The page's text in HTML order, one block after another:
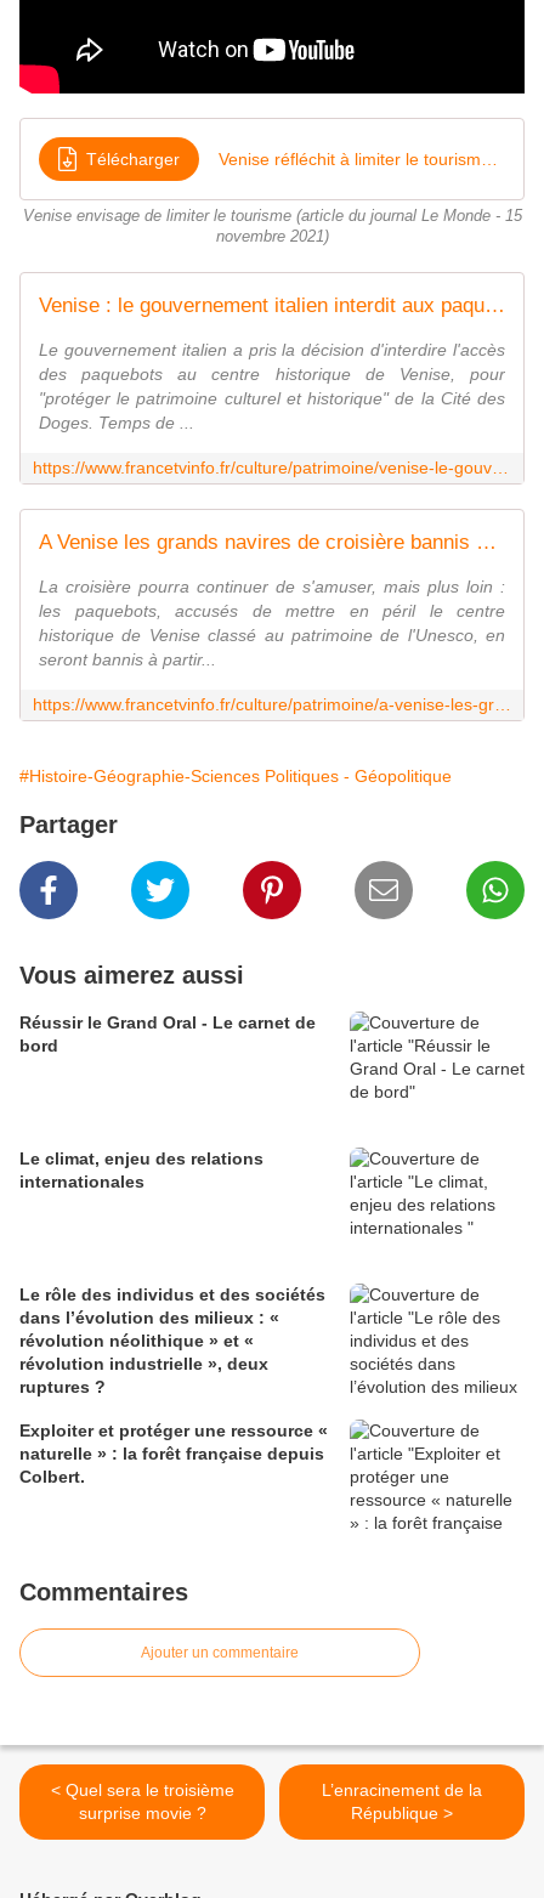
Télécharger
Venise envisage de limiter le tourisme (article du journal Le Monde - 15
novembre 2021)
Venise : le gouvernement italien interdit aux paquebots l'accès au centre historique
Le gouvernement italien a pris la décision d'interdire l'accès
des paquebots au centre historique de Venise, pour
"protéger le patrimoine culturel et historique" de la Cité des
Doges. Temps de ...
A Venise les grands navires de croisière bannis du centre historique dès le mois d'août
La croisière pourra continuer de s'amuser, mais plus loin :
les paquebots, accusés de mettre en péril le centre
historique de Venise classé au patrimoine de l'Unesco, en
seront bannis à partir...
#Histoire-Géographie-Sciences Politiques - Géopolitique
Partager
Vous aimerez aussi
Réussir le Grand Oral - Le carnet de
bord
Le climat, enjeu des relations
internationales
Le rôle des individus et des sociétés
dans l’évolution des milieux : «
révolution néolithique » et «
révolution industrielle », deux
ruptures ?
Exploiter et protéger une ressource «
naturelle » : la forêt française depuis
Colbert.
Commentaires
Ajouter un commentaire
< Quel sera le troisième
surprise movie ?
L’enracinement de la
République >